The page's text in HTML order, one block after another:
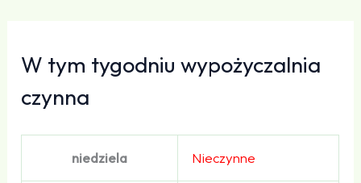
W tym tygodniu wypożyczalnia
czynna
niedziela Nieczynne